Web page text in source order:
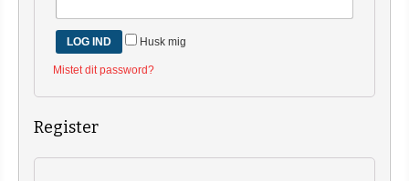
Husk mig
Mistet dit password?
Register